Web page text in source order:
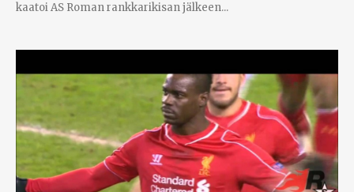
kaatoi AS Roman rankkarikisan jälkeen...